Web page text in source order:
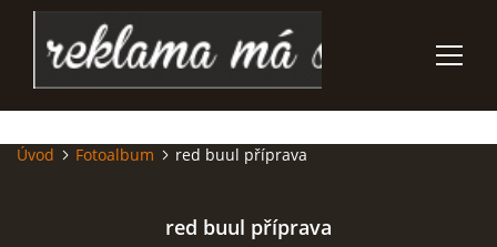
ÚVOD
REKLAMNÍ - DÁRKOVÉ PŘEDMĚTY
Úvod Fotoalbum red buul příprava
red buul příprava